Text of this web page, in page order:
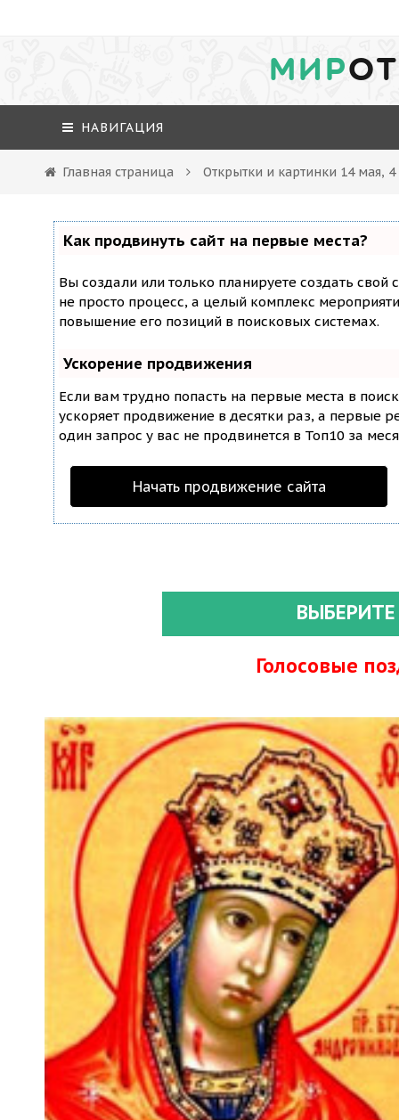
МИР
НАВИГАЦИЯ
Главная страница Открытки и картинки 14 мая,
Как продвинуть сайт на первые места?
Вы создали или только планируете создать свой
не просто процесс, а целый комплекс
повышение его позиций в поисковых системах.
Ускорение продвижения
Если вам трудно попасть на первые места в
ускоряет продвижение в десятки раз, а первые
один запрос у вас не продвинется в Топ10 за
Начать продвижение сайта
Голосовые